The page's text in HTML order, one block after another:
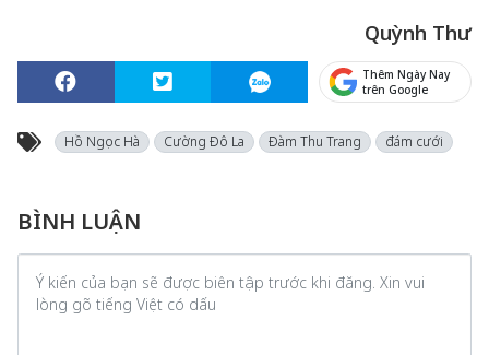
Quỳnh Thư
Thêm Ngày Nay
trên Google
Hồ Ngọc Hà Cường Đô La Đàm Thu Trang đám cưới
BÌNH LUẬN